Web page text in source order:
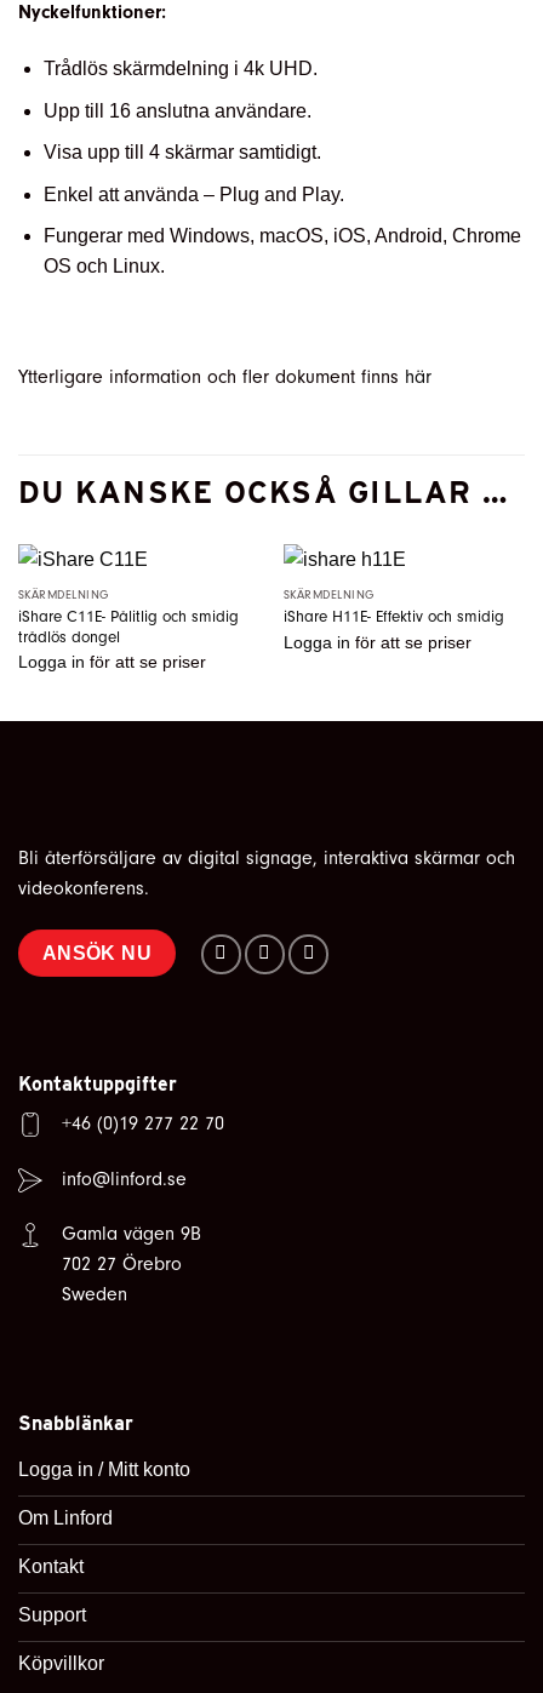
Nyckelfunktioner:
Trådlös skärmdelning i 4k UHD.
Upp till 16 anslutna användare.
Visa upp till 4 skärmar samtidigt.
Enkel att använda – Plug and Play.
Fungerar med Windows, macOS, iOS, Android, Chrome
OS och Linux.
Ytterligare information och fler dokument finns här
DU KANSKE OCKSÅ GILLAR …
SKÄRMDELNING
iShare C11E- Pålitlig och smidig
trådlös dongel
Logga in för att se priser
SKÄRMDELNING
iShare H11E- Effektiv och smidig
Logga in för att se priser
Bli återförsäljare av digital signage, interaktiva skärmar och
videokonferens.
ANSÖK NU
Kontaktuppgifter
+46 (0)19 277 22 70
info@linford.se
Gamla vägen 9B
702 27 Örebro
Sweden
Snabblänkar
Logga in / Mitt konto
Om Linford
Kontakt
Support
Köpvillkor